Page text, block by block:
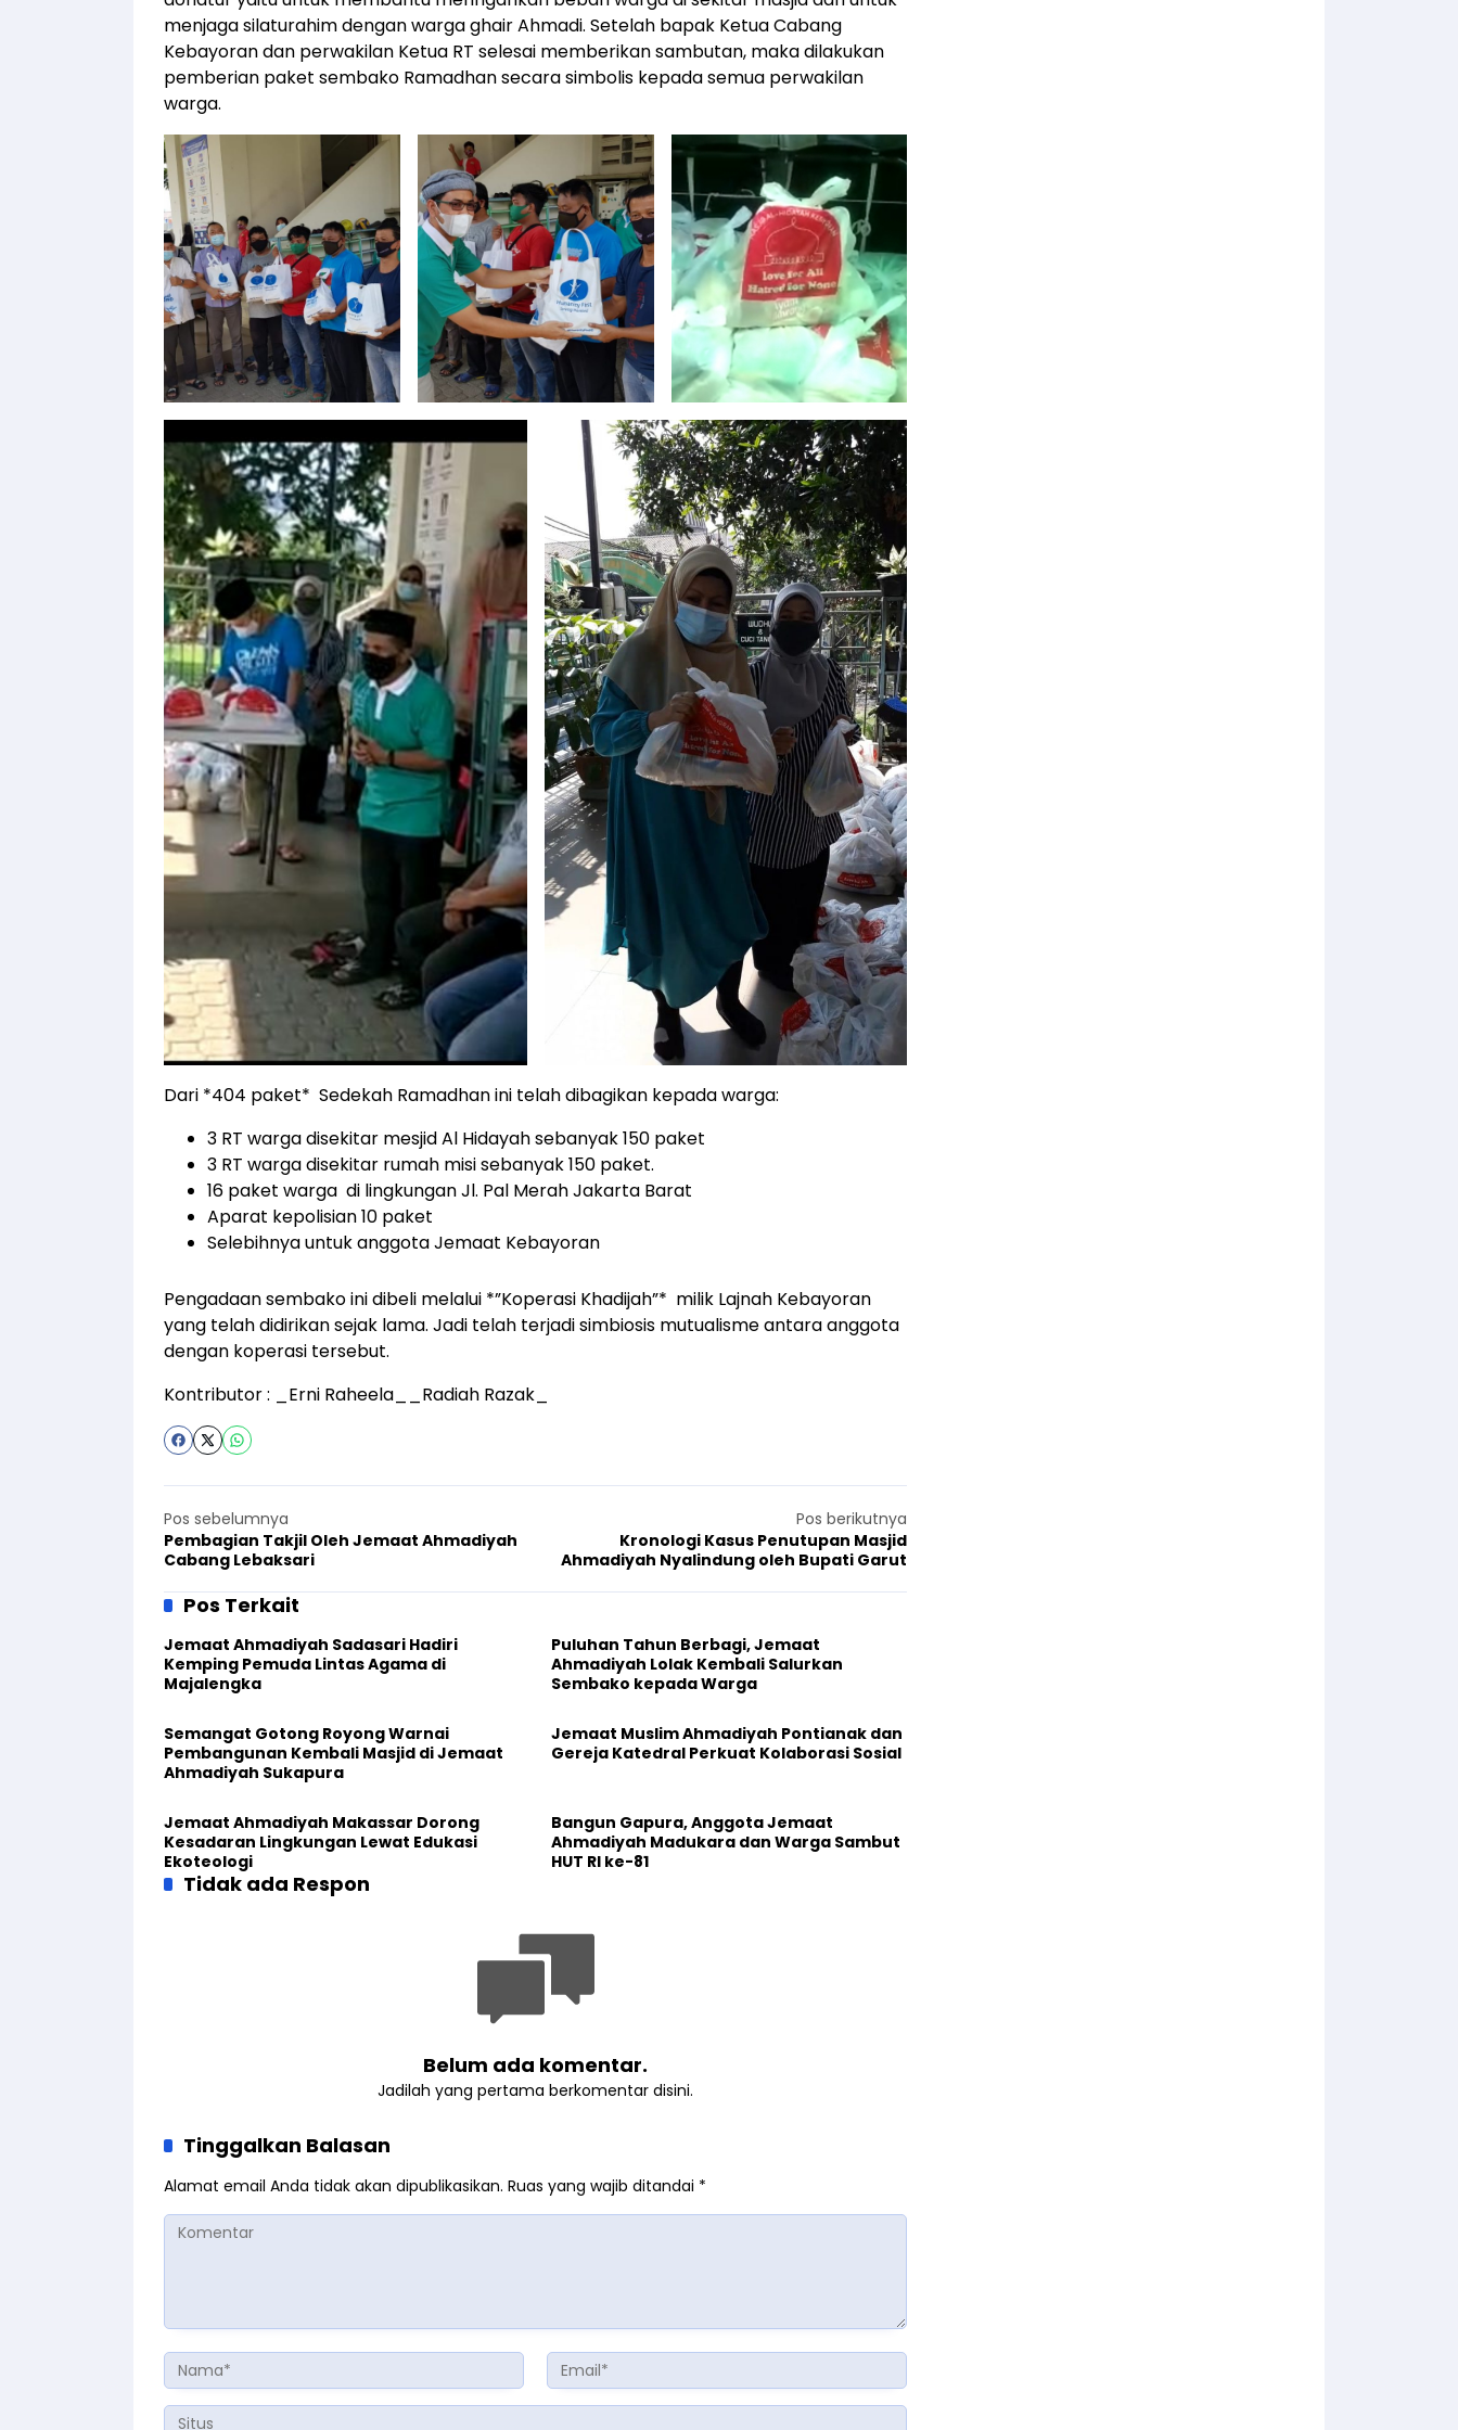
menjaga silaturahim dengan warga ghair Ahmadi. Setelah bapak Ketua Cabang
Kebayoran dan perwakilan Ketua RT selesai memberikan sambutan, maka dilakukan
pemberian paket sembako Ramadhan secara simbolis kepada semua perwakilan
warga.
Dari *404 paket* Sedekah Ramadhan ini telah dibagikan kepada warga:
3 RT warga disekitar mesjid Al Hidayah sebanyak 150 paket
3 RT warga disekitar rumah misi sebanyak 150 paket.
16 paket warga di lingkungan Jl. Pal Merah Jakarta Barat
Aparat kepolisian 10 paket
Selebihnya untuk anggota Jemaat Kebayoran
Pengadaan sembako ini dibeli melalui *”Koperasi Khadijah”* milik Lajnah Kebayoran
yang telah didirikan sejak lama. Jadi telah terjadi simbiosis mutualisme antara anggota
dengan koperasi tersebut.
Kontributor : _Erni Raheela__Radiah Razak_
Pos sebelumnya
Pembagian Takjil Oleh Jemaat Ahmadiyah
Cabang Lebaksari
Pos berikutnya
Kronologi Kasus Penutupan Masjid
Ahmadiyah Nyalindung oleh Bupati Garut
Pos Terkait
Jemaat Ahmadiyah Sadasari Hadiri
Kemping Pemuda Lintas Agama di
Majalengka
Puluhan Tahun Berbagi, Jemaat
Ahmadiyah Lolak Kembali Salurkan
Sembako kepada Warga
Semangat Gotong Royong Warnai
Pembangunan Kembali Masjid di Jemaat
Ahmadiyah Sukapura
Jemaat Muslim Ahmadiyah Pontianak dan
Gereja Katedral Perkuat Kolaborasi Sosial
Jemaat Ahmadiyah Makassar Dorong
Kesadaran Lingkungan Lewat Edukasi
Ekoteologi
Bangun Gapura, Anggota Jemaat
Ahmadiyah Madukara dan Warga Sambut
HUT RI ke-81
Tidak ada Respon
Belum ada komentar.
Jadilah yang pertama berkomentar disini.
Tinggalkan Balasan
Alamat email Anda tidak akan dipublikasikan. Ruas yang wajib ditandai *